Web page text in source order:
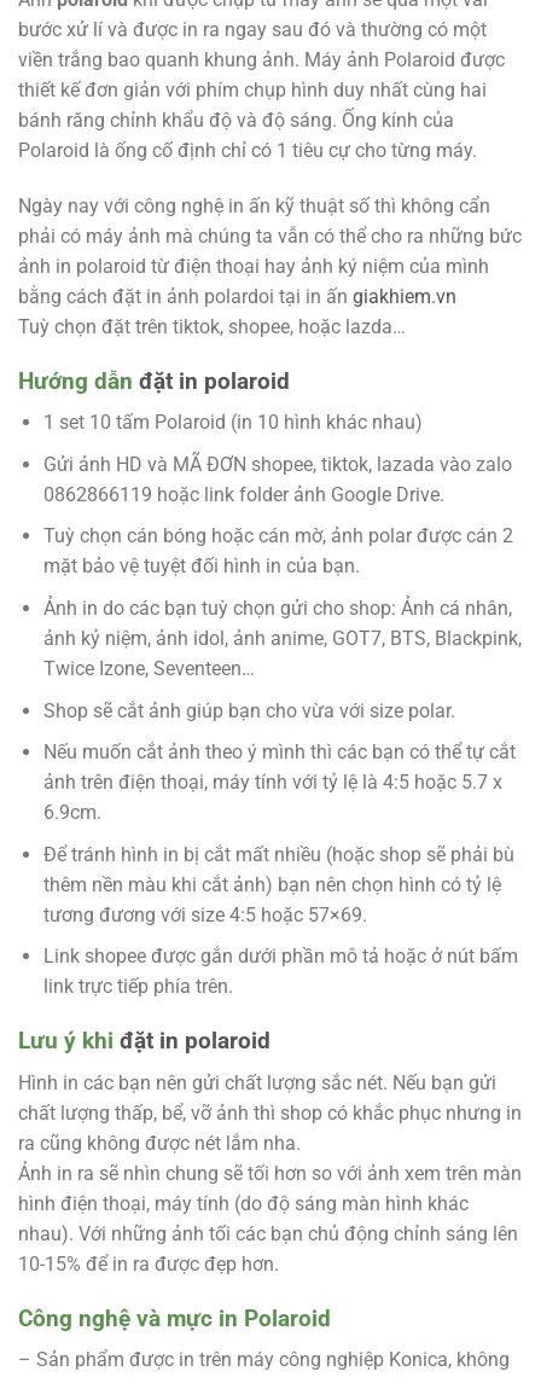
bước xử lí và được in ra ngay sau đó và thường có một
viền trắng bao quanh khung ảnh. Máy ảnh Polaroid được
thiết kế đơn giản với phím chụp hình duy nhất cùng hai
bánh răng chỉnh khẩu độ và độ sáng. Ống kính của
Polaroid là ống cố định chỉ có 1 tiêu cự cho từng máy.
Ngày nay với công nghệ in ấn kỹ thuật số thì không cẩn
phải có máy ảnh mà chúng ta vẫn có thể cho ra những bức
ảnh in polaroid từ điện thoại hay ảnh ký niệm của mình
bằng cách đặt in ảnh polardoi tại in ấn giakhiem.vn
Tuỳ chọn đặt trên tiktok, shopee, hoặc lazda…
Hướng dẫn đặt in polaroid
1 set 10 tấm Polaroid (in 10 hình khác nhau)
Gửi ảnh HD và MÃ ĐƠN shopee, tiktok, lazada vào zalo
0862866119 hoặc link folder ảnh Google Drive.
Tuỳ chọn cán bóng hoặc cán mờ, ảnh polar được cán 2
mặt bảo vệ tuyệt đối hình in của bạn.
Ảnh in do các bạn tuỳ chọn gửi cho shop: Ảnh cá nhân,
ảnh kỷ niệm, ảnh idol, ảnh anime, GOT7, BTS, Blackpink,
Twice Izone, Seventeen…
Shop sẽ cắt ảnh giúp bạn cho vừa với size polar.
Nếu muốn cắt ảnh theo ý mình thì các bạn có thể tự cắt
ảnh trên điện thoại, máy tính với tỷ lệ là 4:5 hoặc 5.7 x
6.9cm.
Để tránh hình in bị cắt mất nhiều (hoặc shop sẽ phải bù
thêm nền màu khi cắt ảnh) bạn nên chọn hình có tỷ lệ
tương đương với size 4:5 hoặc 57×69.
Link shopee được gắn dưới phần mô tả hoặc ở nút bấm
link trực tiếp phía trên.
Lưu ý khi đặt in polaroid
Hình in các bạn nên gửi chất lượng sắc nét. Nếu bạn gửi
chất lượng thấp, bể, vỡ ảnh thì shop có khắc phục nhưng in
ra cũng không được nét lắm nha.
Ảnh in ra sẽ nhìn chung sẽ tối hơn so với ảnh xem trên màn
hình điện thoại, máy tính (do độ sáng màn hình khác
nhau). Với những ảnh tối các bạn chủ động chỉnh sáng lên
10-15% để in ra được đẹp hơn.
Công nghệ và mực in Polaroid
– Sản phẩm được in trên máy công nghiệp Konica, không